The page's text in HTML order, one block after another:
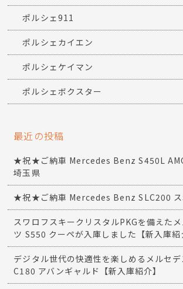
ポルシェ911
ポルシェカイエン
ポルシェケイマン
ポルシェボクスター
最近の投稿
★祝★ご納車 Mercedes Benz S450L
埼玉県
★祝★ご納車 Mercedes Benz SLC200 ス
スワロフスキークリスタルPKGを備えた
ツ S550 クーペが入庫しました【新入庫紹
デジタル世代の快適性を楽しめるメルセ
C180 アバンギャルド【新入庫紹介】